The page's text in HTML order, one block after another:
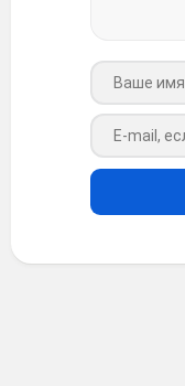
Ваше имя
Ваш e-mail